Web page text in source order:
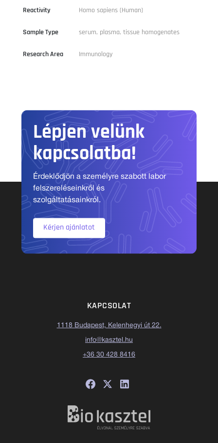
Reactivity Homo sapiens (Human)
Sample Type serum, plasma, tissue homogenates
Research Area Immunology
Lépjen velünk
kapcsolatba!
Érdeklődjön a személyre szabott labor
felszereléseinkről és
szolgáltatásainkról.
Kérjen ajánlatot
KAPCSOLAT
1118 Budapest, Kelenhegyi út 22.
info@kasztel.hu
+36 30 428 8416